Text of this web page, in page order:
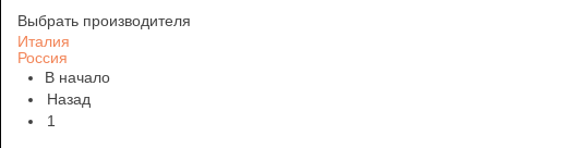
Выбрать производителя
Италия
Россия
В начало
Назад
1